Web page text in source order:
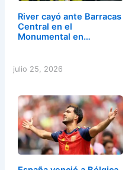
River cayó ante Barracas
Central en el
Monumental en…
julio 25, 2026